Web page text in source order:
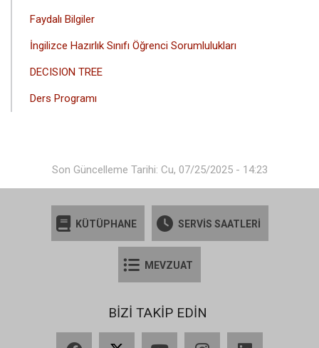
Faydalı Bilgiler
İngilizce Hazırlık Sınıfı Öğrenci Sorumlulukları
DECISION TREE
Ders Programı
Son Güncelleme Tarihi: Cu, 07/25/2025 - 14:23
KÜTÜPHANE SERVİS SAATLERİ
MEVZUAT
BİZİ TAKİP EDİN